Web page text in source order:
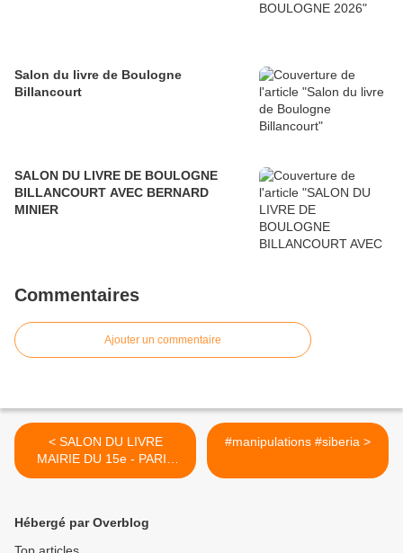
Salon du livre de Boulogne
Billancourt
SALON DU LIVRE DE BOULOGNE
BILLANCOURT AVEC BERNARD
MINIER
Commentaires
Ajouter un commentaire
< SALON DU LIVRE
MAIRIE DU 15e - PARIS
#salonmairiedu15 #lire
#manipulations #siberia >
Hébergé par Overblog